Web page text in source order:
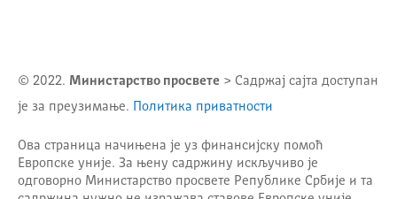
© 2022. Министарство просвете > Садржај сајта доступан
је за преузимање. Политика приватности
Ова страница начињена је уз финансијску помоћ
Европске уније. За њену садржину искључиво је
одговорно Министарство просвете Републике Србије и та